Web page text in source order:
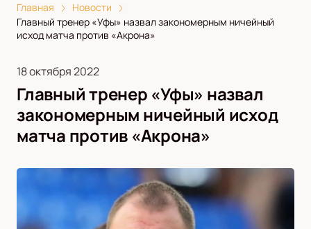
Главная
Новости
Главный тренер «Уфы» назвал закономерным ничейный
исход матча против «Акрона»
18 октября 2022
Главный тренер «Уфы» назвал
закономерным ничейный исход
матча против «Акрона»